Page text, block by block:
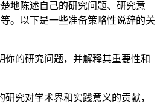
地陈述自己的研究问题、研究意
。以下是一些准备策略性说辞的关
你的研究问题，并解释其重要性和
究对学术界和实践意义的贡献，